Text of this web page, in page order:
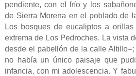
pendiente, con el frío y los
de Sierra Morena en el poblado de
Los bosques de eucaliptos a
extrema de Los Pedroches. La vista
desde el pabellón de la calle
no había un único paisaje que
infancia, con mi adolescencia. Y